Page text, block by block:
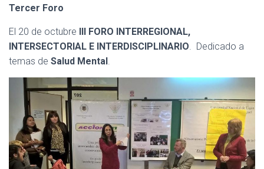
Tercer Foro
El 20 de octubre III FORO INTERREGIONAL,
INTERSECTORIAL E INTERDISCIPLINARIO. Dedicado a
temas de Salud Mental.